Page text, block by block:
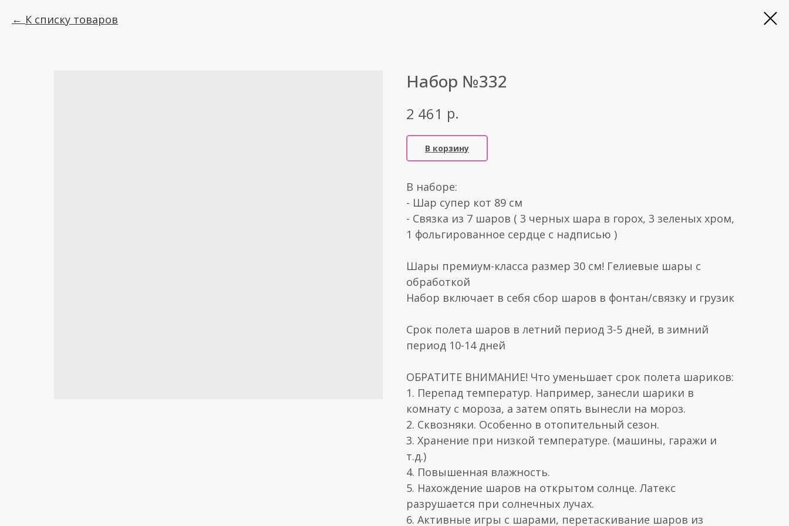
К списку товаров
Набор №332
2 461 р.
В корзину
В наборе:
- Шар супер кот 89 см
- Связка из 7 шаров ( 3 черных шара в горох, 3 зеленых хром,
1 фольгированное сердце с надписью )
Шары премиум-класса размер 30 см! Гелиевые шары с
обработкой
Набор включает в себя сбор шаров в фонтан/связку и грузик
Срок полета шаров в летний период 3-5 дней, в зимний
период 10-14 дней
ОБРАТИТЕ ВНИМАНИЕ! Что уменьшает срок полета шариков:
1. Перепад температур. Например, занесли шарики в
комнату с мороза, а затем опять вынесли на мороз.
2. Сквозняки. Особенно в отопительный сезон.
3. Хранение при низкой температуре. (машины, гаражи и
т.д.)
4. Повышенная влажность.
5. Нахождение шаров на открытом солнце. Латекс
разрушается при солнечных лучах.
6. Активные игры с шарами, перетаскивание шаров из